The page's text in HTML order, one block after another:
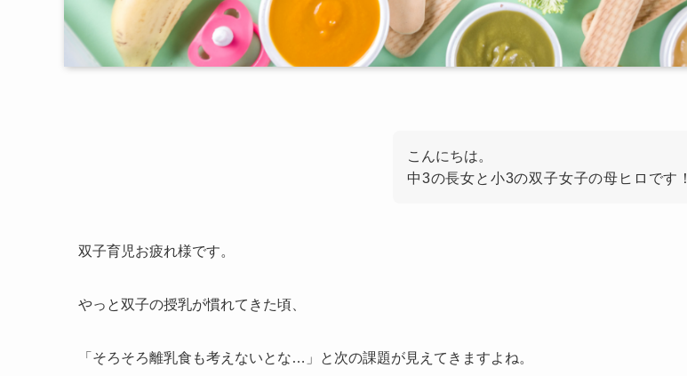
こんにちは。
中3の長女と小3の双子女子の母ヒロです！
双子育児お疲れ様です。
やっと双子の授乳が慣れてきた頃、
「そろそろ離乳食も考えないとな…」と次の課題が見えてきますよね。